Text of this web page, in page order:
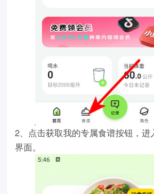
2、点击获取我的专属食谱按钮，进
界面。